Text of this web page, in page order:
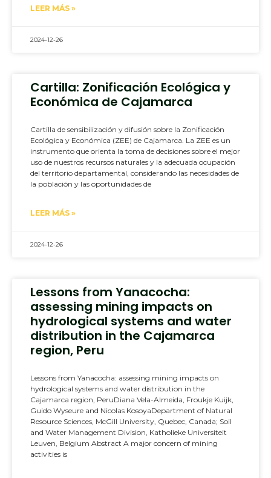
LEER MÁS »
2024-12-26
Cartilla: Zonificación Ecológica y
Económica de Cajamarca
Cartilla de sensibilización y difusión sobre la Zonificación
Ecológica y Económica (ZEE) de Cajamarca. La ZEE es un
instrumento que orienta la toma de decisiones sobre el mejor
uso de nuestros recursos naturales y la adecuada ocupación
del territorio departamental, considerando las necesidades de
la población y las oportunidades de
LEER MÁS »
2024-12-26
Lessons from Yanacocha:
assessing mining impacts on
hydrological systems and water
distribution in the Cajamarca
region, Peru
Lessons from Yanacocha: assessing mining impacts on
hydrological systems and water distribution in the
Cajamarca region, PeruDiana Vela-Almeida, Froukje Kuijk,
Guido Wyseure and Nicolas KosoyaDepartment of Natural
Resource Sciences, McGill University, Quebec, Canada; Soil
and Water Management Division, Katholieke Universiteit
Leuven, Belgium Abstract A major concern of mining
activities is